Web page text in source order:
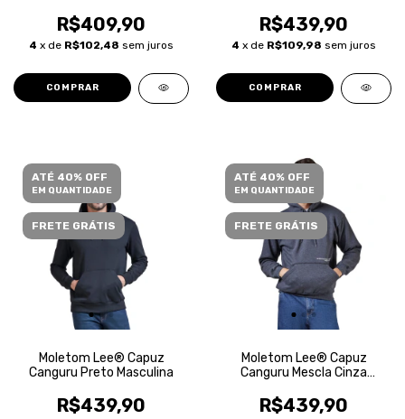
R$409,90
4 x de R$102,48 sem juros
COMPRAR
R$439,90
4 x de R$109,98 sem juros
COMPRAR
ATÉ 40% OFF
EM QUANTIDADE
FRETE GRÁTIS
Moletom Lee® Capuz
Canguru Preto Masculina
R$439,90
ATÉ 40% OFF
EM QUANTIDADE
FRETE GRÁTIS
Moletom Lee® Capuz
Canguru Mescla Cinza
R$439,90